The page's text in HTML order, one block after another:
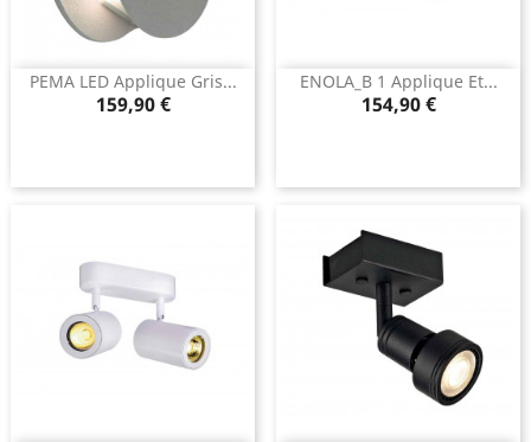
PEMA LED Applique Gris...
Prix
159,90 €
ENOLA_B 1 Applique Et...
Prix
154,90 €